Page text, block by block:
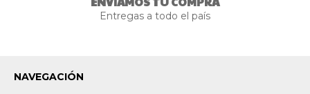
Entregas a todo el país
NAVEGACIÓN